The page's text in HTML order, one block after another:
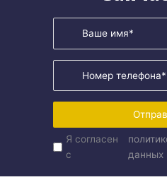
Я согласен
с
данных